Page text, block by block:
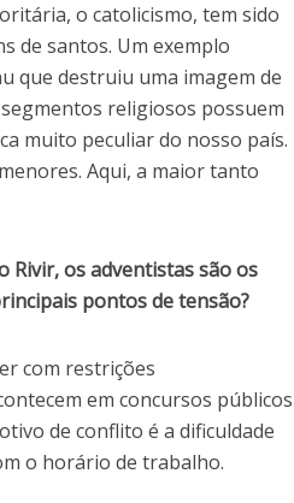
o catolicismo, tem sido
de santos. Um exemplo
que destruiu uma imagem de
religiosos possuem
muito peculiar do nosso país.
Aqui, a maior tanto
Rivir, os adventistas são os
pontos de tensão?
com restrições
em concursos públicos
de conflito é a dificuldade
o horário de trabalho.